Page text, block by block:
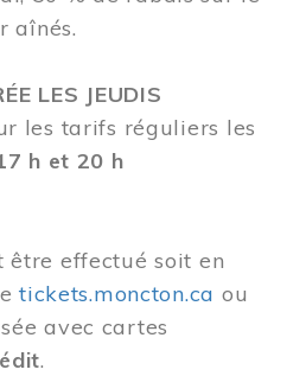
aînés.
LES JEUDIS
les tarifs réguliers les
h et 20 h
être effectué soit en
tickets.moncton.ca ou
avec cartes
.